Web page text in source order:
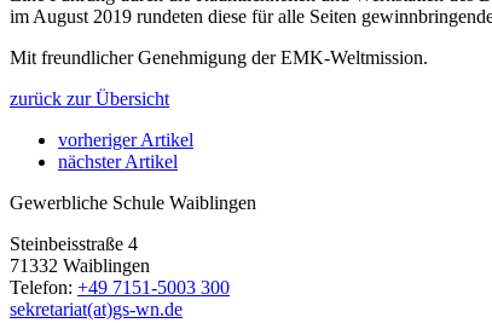
im August 2019 rundeten diese für alle Seiten
Mit freundlicher Genehmigung der EMK-Weltmission.
zurück zur Übersicht
vorheriger Artikel
nächster Artikel
Gewerbliche Schule Waiblingen
Steinbeisstraße 4
71332 Waiblingen
Telefon: +49 7151-5003 300
sekretariat(at)gs-wn.de